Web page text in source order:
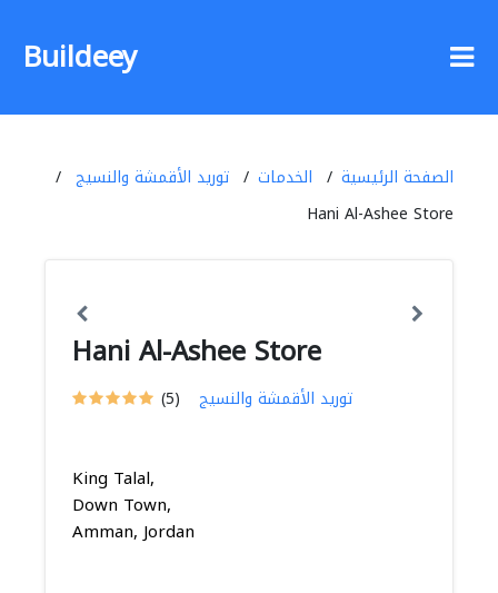
Buildeey
الصفحة الرئيسية الخدمات
توريد الأقمشة والنسيج
Hani Al-Ashee Store
Hani Al-Ashee Store
(5) توريد الأقمشة والنسيج
King Talal,
Down Town,
Amman, Jordan